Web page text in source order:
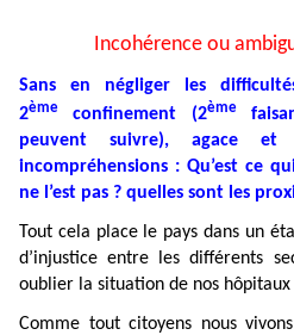
Incohérence ou
Sans en négliger les
2ème confinement (2ème
peuvent suivre), agace
incompréhensions : Qu’est ce
ne l’est pas ? quelles sont les
Tout cela place le pays dans un
d’injustice entre les différents
oublier la situation de nos hôpitaux
Comme tout citoyens nous